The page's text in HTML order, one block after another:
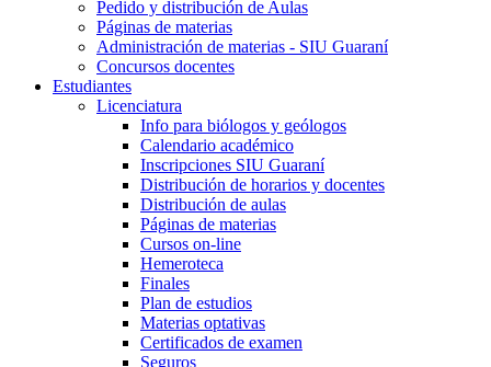
Pedido y distribución de Aulas
Páginas de materias
Administración de materias - SIU Guaraní
Concursos docentes
Estudiantes
Licenciatura
Info para biólogos y geólogos
Calendario académico
Inscripciones SIU Guaraní
Distribución de horarios y docentes
Distribución de aulas
Páginas de materias
Cursos on-line
Hemeroteca
Finales
Plan de estudios
Materias optativas
Certificados de examen
Seguros